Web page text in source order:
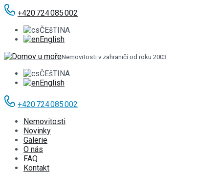
+420 724 085 002
ČEšTINA
English
Nemovitosti v zahraničí od roku 2003
ČEšTINA
English
+420 724 085 002
Nemovitosti
Novinky
Galerie
O nás
FAQ
Kontakt